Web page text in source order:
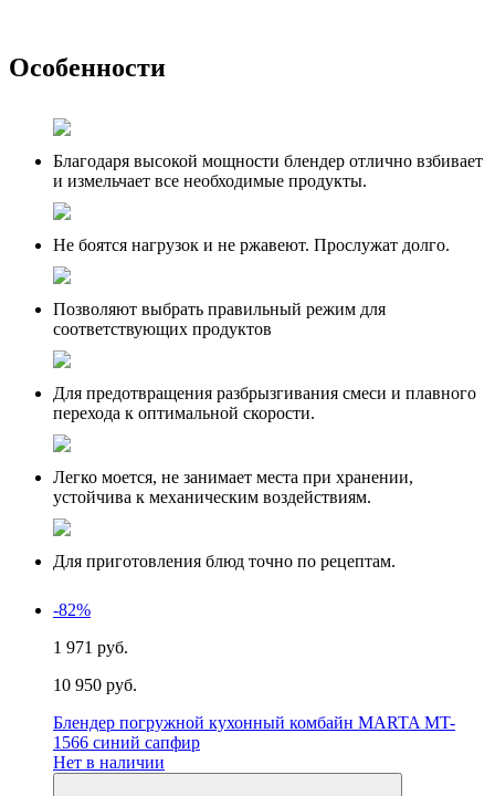
Особенности
Благодаря высокой мощности блендер отлично взбивает
и измельчает все необходимые продукты.
Не боятся нагрузок и не ржавеют. Прослужат долго.
Позволяют выбрать правильный режим для
соответствующих продуктов
Для предотвращения разбрызгивания смеси и плавного
перехода к оптимальной скорости.
Легко моется, не занимает места при хранении,
устойчива к механическим воздействиям.
Для приготовления блюд точно по рецептам.
-82%
1 971 руб.
10 950 руб.
Блендер погружной кухонный комбайн MARTA MT-
1566 синий сапфир
Нет в наличии